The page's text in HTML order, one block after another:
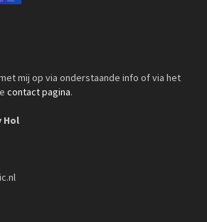
mij op via onderstaande info of via het
contact pagina.
Hol